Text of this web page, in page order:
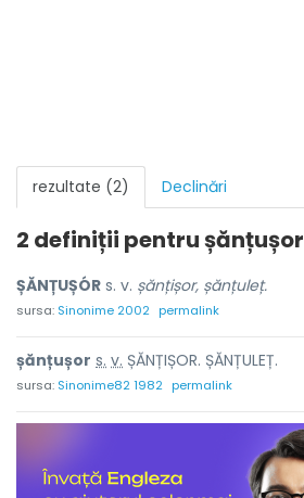
rezultate (2) Declinări
2 definiții pentrușănțușor
ȘĂNȚUȘÓR s. v. șănțișor, șănțuleț.
sursa: Sinonime 2002 permalink
șănțușor s. v. ȘĂNȚIȘOR. ȘĂNȚULEȚ.
sursa: Sinonime82 1982 permalink